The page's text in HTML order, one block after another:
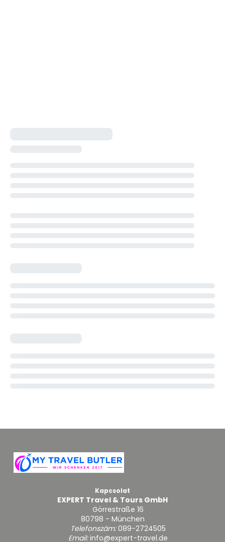
Kapcsolat
EXPERT Travel & Tours GmbH
Görrestraße 16
80798 - München
Telefonszám:089-2724505
Email:info@expert-travel.de